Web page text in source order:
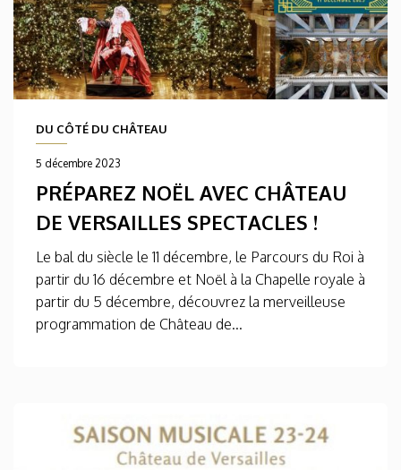
DU CÔTÉ DU CHÂTEAU
5 décembre 2023
PRÉPAREZ NOËL AVEC CHÂTEAU
DE VERSAILLES SPECTACLES !
Le bal du siècle le 11 décembre, le Parcours du Roi à
partir du 16 décembre et Noël à la Chapelle royale à
partir du 5 décembre, découvrez la merveilleuse
programmation de Château de...